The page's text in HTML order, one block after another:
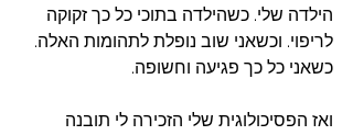
הילדה שלי. כשהילדה בתוכי כל כך זקוקה
לריפוי. וכשאני שוב נופלת לתהומות האלה.
כשאני כל כך פגיעה וחשופה.
ואז הפסיכולוגית שלי הזכירה לי תובנה